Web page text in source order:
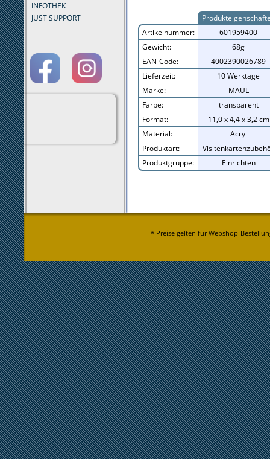
INFOTHEK
JUST SUPPORT
Artikelnummer:
601959400
Gewicht:
68g
EAN-Code:
4002390026789
Lieferzeit:
10 Werktage
Marke:
MAUL
Farbe:
transparent
Format:
11,0 x 4,4 x 3,2 cm
Material:
Acryl
Produktart:
Produktgruppe:
Einrichten
* Preise gelten für Webshop-